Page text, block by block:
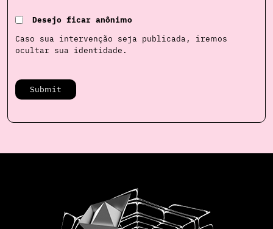
Desejo ficar anônimo
Caso sua intervenção seja publicada, iremos
ocultar sua identidade.